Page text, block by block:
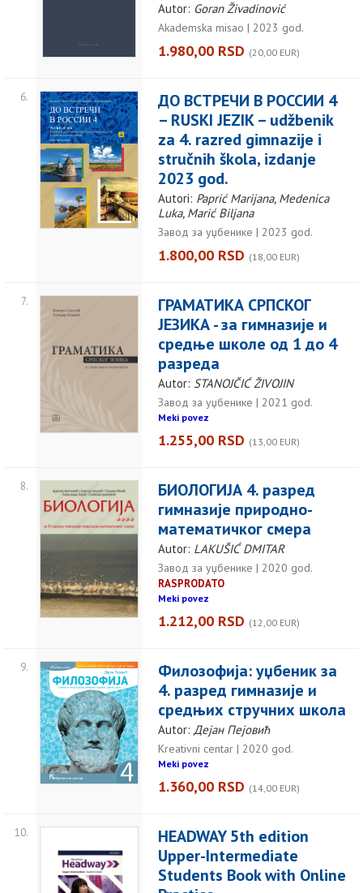
Autor: Goran Živadinović
Akademska misao | 2023 god.
1.980,00 RSD (20,00 EUR)
6.
ДО ВСТРЕЧИ В РОССИИ 4
– RUSKI JEZIK – udžbenik
za 4. razred gimnazije i
stručnih škola, izdanje
2023 god.
Autori: Paprić Marijana, Medenica
Luka, Marić Biljana
Завод за уџбенике | 2023 god.
1.800,00 RSD (18,00 EUR)
7.
ГРАМАТИКА СРПСКОГ
ЈЕЗИКА - за гимназије и
средње школе од 1 до 4
разреда
Autor: STANOJČIĆ ŽIVOJIN
Завод за уџбенике | 2021 god.
Meki povez
1.255,00 RSD (13,00 EUR)
8.
БИОЛОГИЈА 4. разред
гимназије природно-
математичког смера
Autor: LAKUŠIĆ DMITAR
Завод за уџбенике | 2020 god.
RASPRODATO
Meki povez
1.212,00 RSD (12,00 EUR)
9.
Филозофија: уџбеник за
4. разред гимназије и
средњих стручних школа
Autor: Дејан Пејовић
Kreativni centar | 2020 god.
Meki povez
1.360,00 RSD (14,00 EUR)
10.
HEADWAY 5th edition
Upper-Intermediate
Students Book with Online